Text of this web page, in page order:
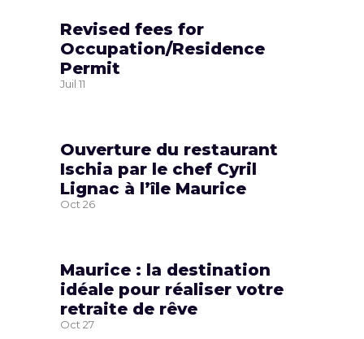
Revised fees for
Occupation/Residence
Permit
Juil 11
Ouverture du restaurant
Ischia par le chef Cyril
Lignac à l’île Maurice
Oct 26
Maurice : la destination
idéale pour réaliser votre
retraite de rêve
Oct 27